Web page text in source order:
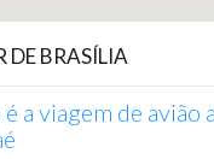
DE BRASÍLIA
a viagem de avião